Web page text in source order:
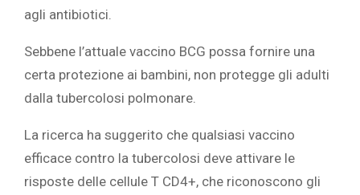
agli antibiotici.
Sebbene l’attuale vaccino BCG possa fornire una
certa protezione ai bambini, non protegge gli adulti
dalla tubercolosi polmonare.
La ricerca ha suggerito che qualsiasi vaccino
efficace contro la tubercolosi deve attivare le
risposte delle cellule T CD4+, che riconoscono gli